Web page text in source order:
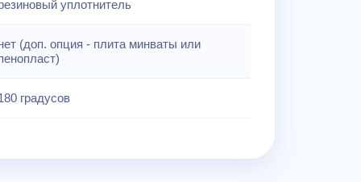
уплотнитель
(доп. опция - плита минваты или
градусов